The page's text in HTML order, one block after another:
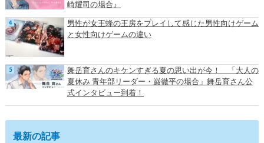
崎耀司の場合』
男性が女王蜂の王房をプレイして感じた男性向けゲーム
と女性向けゲームの違い
舞岳育さんのキケンすぎる夏の思い出が今！ 「大人の
夏休み 青年部リーダー・巌徹平の場合」舞岳育さん公
式インタビュー到着！
最新の記事